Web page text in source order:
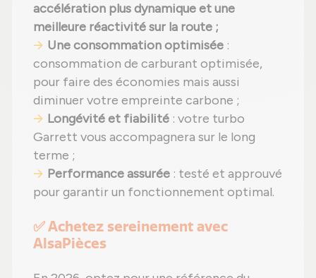
accélération plus dynamique et une
meilleure réactivité sur la route ;
Une consommation optimisée :
consommation de carburant optimisée,
pour faire des économies mais aussi
diminuer votre empreinte carbone ;
Longévité et fiabilité : votre turbo
Garrett vous accompagnera sur le long
terme ;
Performance assurée : testé et approuvé
pour garantir un fonctionnement optimal.
✅ Achetez sereinement avec
AlsaPièces